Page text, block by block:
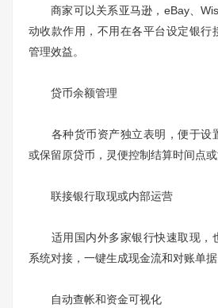
商家可以关系亚马逊，eBay、
动收款作用，不用在各平台设定银行
管理效益。
贷币余额管理
各种货币资产独立表明，便于设
或保留原贷币，灵便控制结算时间点或
联接银行取现或内部运营
适用国内外多家银行快速取现，
系统对接，一键生成现金流和对账单据
自动查帐和资金可视化